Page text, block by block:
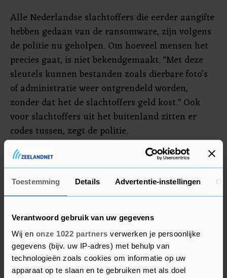
Toestemming Details Advertentie-instellingen
Verantwoord gebruik van uw gegevens
Wij en onze 1022 partners verwerken je persoonlijke
gegevens (bijv. uw IP-adres) met behulp van
technologieën zoals cookies om informatie op uw
apparaat op te slaan en te gebruiken met als doel
Alle Nederlandse slachtoffers die eerder aangifte
hebben gedaan van de ransomware, zijn volgens
de politie nu geholpen. Om hoeveel mensen het
precies gaat, is niet bekendgemaakt. "Met deze
sleutels kunnen bestanden zoals dierbare foto’s
of administratie weer ontgrendeld worden,
zonder dat het de slachtoffers geld kost." Ook
voor slachtoffers uit het buitenland zitten er
codes tussen, zegt de politie.
Er werd voor de actie onder meer samengewerkt
met Europol en de Franse politie. De Nederlandse
politie kreeg een tip over deze manier om de
sleutels in handen te krijgen van
cybersecuritybedrijf Responders.NU. Op de site
van het bedrijf kunnen slachtoffers van
ransomware kijken of hun code er ook tussen
staat.